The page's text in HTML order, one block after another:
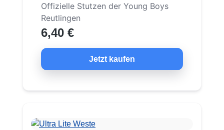
Offizielle Stutzen der Young Boys
Reutlingen
6,40 €
Jetzt kaufen